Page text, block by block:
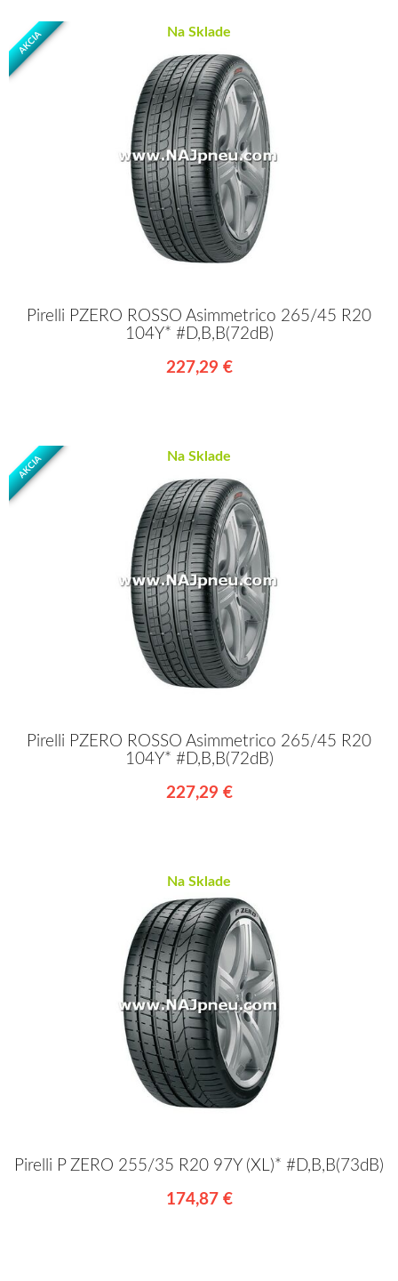
AKCIA Na Sklade
Pirelli PZERO ROSSO Asimmetrico 265/45 R20
104Y* #D,B,B(72dB)
227,29 €
AKCIA Na Sklade
Pirelli PZERO ROSSO Asimmetrico 265/45 R20
104Y* #D,B,B(72dB)
227,29 €
Na Sklade
Pirelli P ZERO 255/35 R20 97Y (XL)* #D,B,B(73dB)
174,87 €